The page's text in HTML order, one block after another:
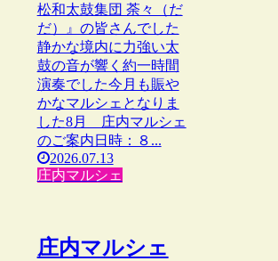
松和太鼓集団 荼々（だ
だ）』の皆さんでした
静かな境内に力強い太
鼓の音が響く約一時間
演奏でした今月も賑や
かなマルシェとなりま
した8月 庄内マルシェ
のご案内日時：８...
2026.07.13
庄内マルシェ
庄内マルシェ